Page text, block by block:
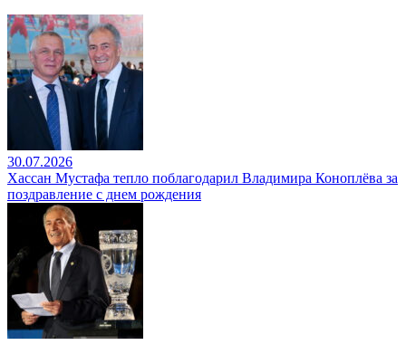
30.07.2026
Хассан Мустафа тепло поблагодарил Владимира Коноплёва за
поздравление с днем рождения